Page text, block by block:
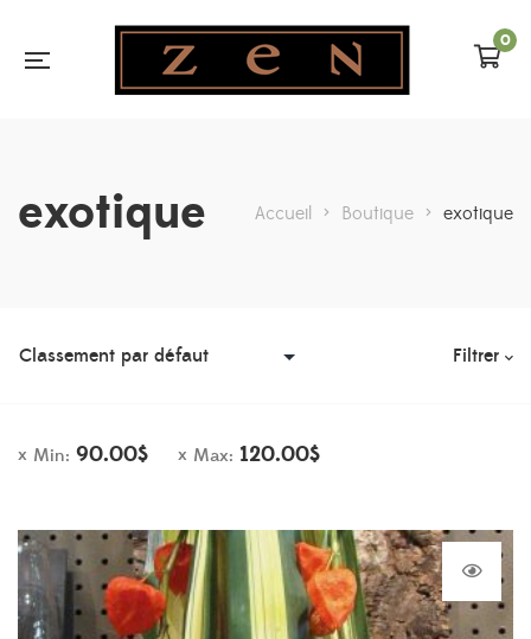
0
exotique Accueil > Boutique > exotique
Filtrer
Min: 90.00$ Max: 120.00$